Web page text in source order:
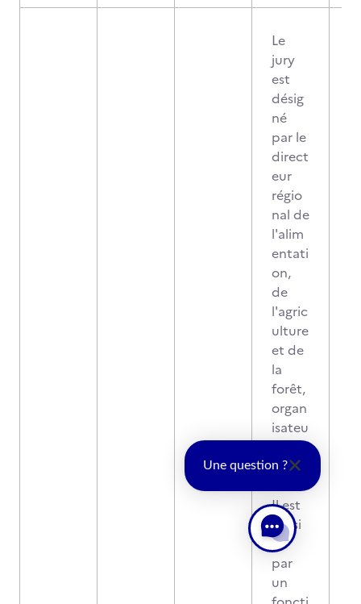
Le
jury
est
désig
né
par le
direct
eur
régio
nal de
l'alim
entati
on,
de
l'agric
ulture
et de
la
forêt,
organ
isateu
r de
l'exa
men.
Il est
prési
dé
par
un
Une question ?